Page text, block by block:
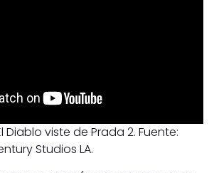
Diablo viste de Prada 2. Fuente:
Studios LA.